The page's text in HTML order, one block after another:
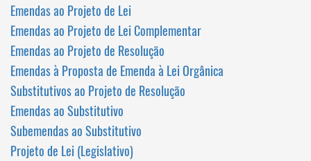
Emendas ao Projeto de Lei
Emendas ao Projeto de Lei Complementar
Emendas ao Projeto de Resolução
Emendas à Proposta de Emenda à Lei Orgânica
Substitutivos ao Projeto de Resolução
Emendas ao Substitutivo
Subemendas ao Substitutivo
Projeto de Lei (Legislativo)